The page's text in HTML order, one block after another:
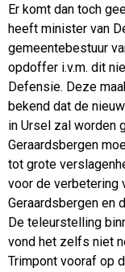
Er komt dan toch
heeft minister van
gemeentebestuur
opdoffer i.v.m. dit
Defensie. Deze
bekend dat de
in Ursel zal worden
Geraardsbergen
tot grote
voor de verbetering
Geraardsbergen en
De teleurstelling
vond het zelfs niet
Trimpont vooraf op